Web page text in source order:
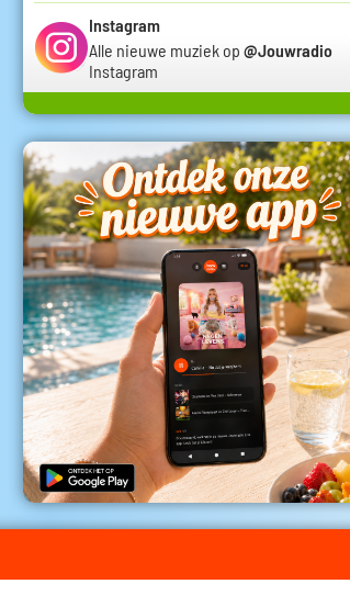
Instagram
Alle nieuwe muziek op @Jouwradio
Instagram